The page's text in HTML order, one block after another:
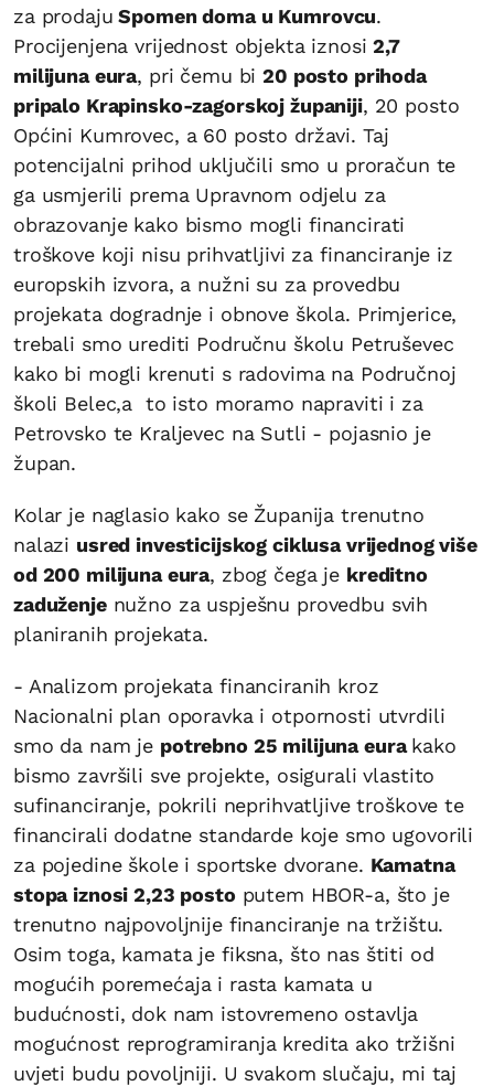
za prodaju Spomen doma u Kumrovcu.
Procijenjena vrijednost objekta iznosi2,7
milijuna eura, pri čemu bi20 posto prihoda
pripalo Krapinsko-zagorskoj županiji, 20 posto
Općini Kumrovec, a 60 posto državi. Taj
potencijalni prihod uključili smo u proračun te
ga usmjerili prema Upravnom odjelu za
obrazovanje kako bismo mogli financirati
troškove koji nisu prihvatljivi za financiranje iz
europskih izvora, a nužni su za provedbu
projekata dogradnje i obnove škola. Primjerice,
trebali smo urediti Područnu školu Petruševec
kako bi mogli krenuti s radovima na Područnoj
školi Belec,a to isto moramo napraviti i za
Petrovsko te Kraljevec na Sutli - pojasnio je
župan.
Kolar je naglasio kako se Županija trenutno
nalazi usred investicijskog ciklusa vrijednog više
od 200 milijuna eura, zbog čega je kreditno
zaduženjenužno za uspješnu provedbu svih
planiranih projekata.
- Analizom projekata financiranih kroz
Nacionalni plan oporavka i otpornosti utvrdili
smo da nam je potrebno 25 milijuna eurakako
bismo završili sve projekte, osigurali vlastito
sufinanciranje, pokrili neprihvatljive troškove te
financirali dodatne standarde koje smo ugovorili
za pojedine škole i sportske dvorane. Kamatna
stopa iznosi 2,23 postoputem HBOR-a, što je
trenutno najpovoljnije financiranje na tržištu.
Osim toga, kamata je fiksna, što nas štiti od
mogućih poremećaja i rasta kamata u
budućnosti, dok nam istovremeno ostavlja
mogućnost reprogramiranja kredita ako tržišni
uvjeti budu povoljniji. U svakom slučaju, mi taj